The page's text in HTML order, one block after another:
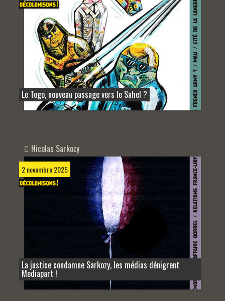
Le Togo, nouveau passage vers le Sahel ?
Nicolas Sarkozy
2 novembre 2025
La justice condamne Sarkozy, les médias dénigrent
Mediapart !